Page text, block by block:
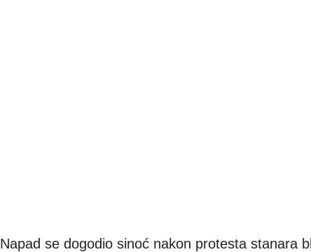
Napad se dogodio sinoć nakon protesta stanara